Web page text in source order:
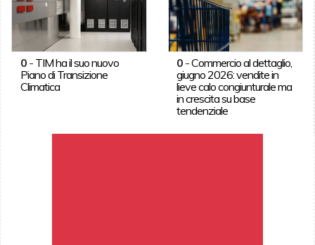
0- TIM ha il suo nuovo
Piano di Transizione
Climatica
0 -Commercio al dettaglio,
giugno 2026: vendite in
lieve calo congiunturale ma
in crescita su base
tendenziale